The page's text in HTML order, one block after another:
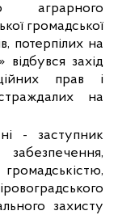
аграрного
громадської
потерпілих на
захід
прав і
на
- заступник
захисту